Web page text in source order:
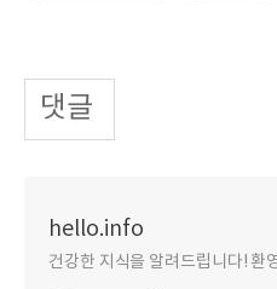
댓글
hello.info
건강한 지식을 알려드립니다! 환